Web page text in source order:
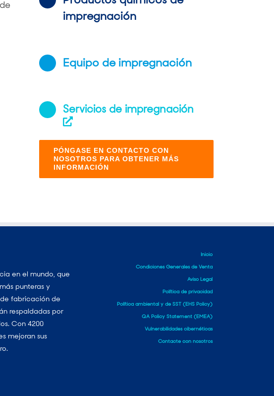
impregnación
Equipo de impregnación
Servicios de impregnación
PÓNGASE EN CONTACTO CON
NOSOTROS PARA OBTENER MÁS
INFORMACIÓN
en el mundo, que
punteras y
fabricación de
respaldadas por
Con 4200
mejoran sus
Inicio
Condiciones Generales de Venta
Aviso Legal
Política de privacidad
Política ambiental y de SST (EHS Policy)
QA Policy Statement (EMEA)
Vulnerabilidades cibernéticas
Contacte con nosotros